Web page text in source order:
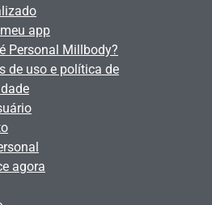
app
Personal Millbody?
de uso e política de
agora